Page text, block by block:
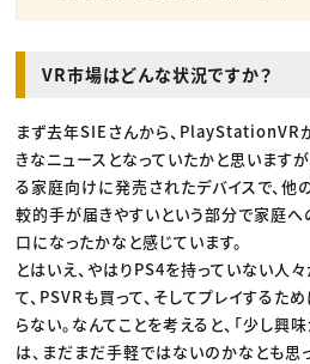
VR市場はどんな状況ですか？
まず去年SIEさんから、PlayStationVR
きなニュースとなっていたかと思います
る家庭向けに発売されたデバイスで、他
較的手が届きやすいという部分で家庭
口になったかなと感じています。
とはいえ、やはりPS4を持っていない人
て、PSVRも買って、そしてプレイするた
らない。なんてことを考えると、「少し興
は、まだまだ手軽ではないのかなとも思